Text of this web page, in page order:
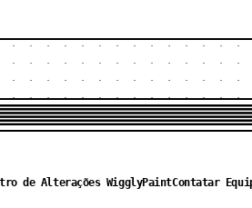
de Alterações WigglyPaintContatar